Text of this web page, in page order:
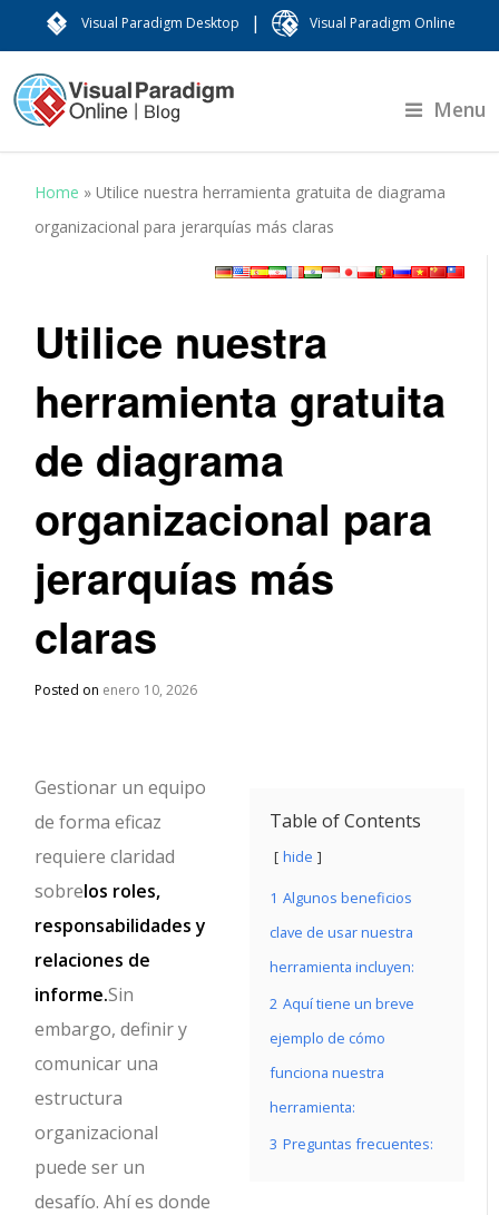
Visual Paradigm Desktop | Visual Paradigm Online
Menu
Home »Utilice nuestra herramienta gratuita de diagrama
organizacional para jerarquías más claras
Utilice nuestra
herramienta gratuita
de diagrama
organizacional para
jerarquías más
claras
Posted on enero 10, 2026
Table of Contents
hide
1 Algunos beneficios
clave de usar nuestra
herramienta incluyen:
2 Aquí tiene un breve
ejemplo de cómo
funciona nuestra
herramienta:
3 Preguntas frecuentes:
Gestionar un equipo
de forma eficaz
requiere claridad
sobrelos roles,
responsabilidades y
relaciones de
informe.Sin
embargo, definir y
comunicar una
estructura
organizacional
puede ser un
desafío. Ahí es donde